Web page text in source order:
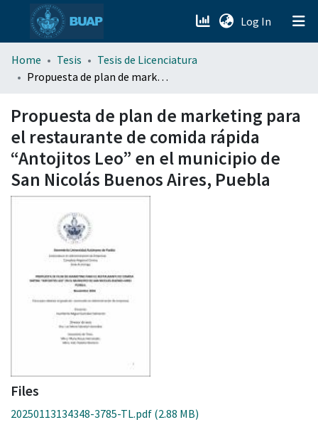
Log In (current)
menu.section.about_menu
Home Tesis
Tesis de Licenciatura
Propuesta de plan de marketing para el restaurante de comida rápida “Antojitos Leo” en el municipio de San Nicolás Buenos Aires, Puebla
Propuesta de plan de marketing para
el restaurante de comida rápida
“Antojitos Leo” en el municipio de
San Nicolás Buenos Aires, Puebla
Files
20250113134348-3785-TL.pdf (2.88 MB)